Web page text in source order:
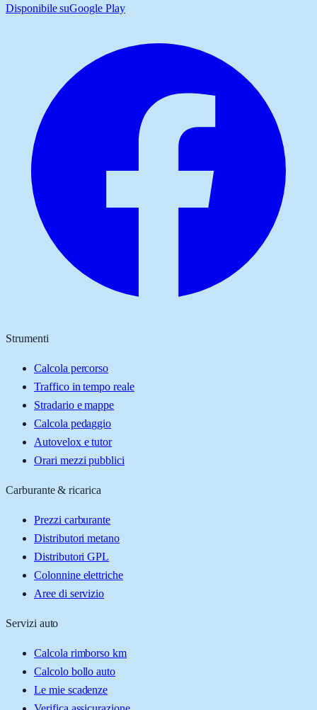
Disponibile suGoogle Play
Strumenti
Calcola percorso
Traffico in tempo reale
Stradario e mappe
Calcola pedaggio
Autovelox e tutor
Orari mezzi pubblici
Carburante & ricarica
Prezzi carburante
Distributori metano
Distributori GPL
Colonnine elettriche
Aree di servizio
Servizi auto
Calcola rimborso km
Calcolo bollo auto
Le mie scadenze